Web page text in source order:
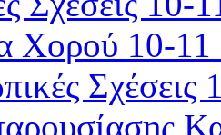
Χορού 10-11